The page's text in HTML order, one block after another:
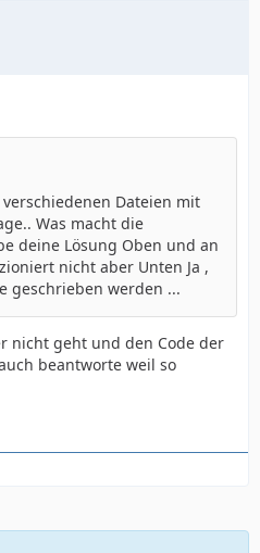
Dateien mit
Was macht die
deine Lösung Oben und an
nicht aber Unten Ja ,
geschrieben werden ...
nicht geht und den Code der
beantworte weil so